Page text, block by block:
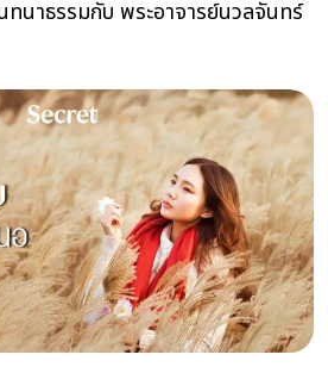
ทนาธรรมกับ พระอาจารย์นวลจันทร์